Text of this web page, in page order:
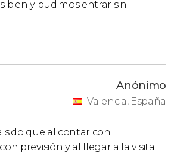
bien y pudimos entrar sin
Anónimo
Valencia, España
sido que al contar con
previsión y al llegar a la visita